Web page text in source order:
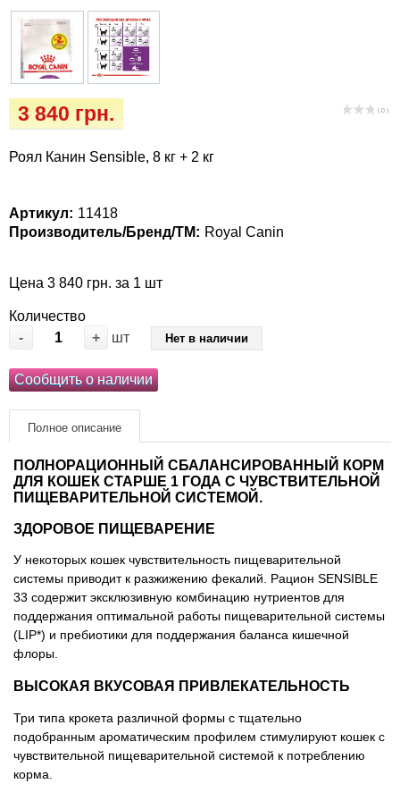
( 0 )
3 840 грн.
Роял Канин Sensible, 8 кг + 2 кг
Артикул: 11418
Производитель/Бренд/ТМ: Royal Canin
Цена 3 840 грн. за 1 шт
Количество
-
+ шт Нет в наличии
Сообщить о наличии
Полное описание
ПОЛНОРАЦИОННЫЙ СБАЛАНСИРОВАННЫЙ КОРМ
ДЛЯ КОШЕК СТАРШЕ 1 ГОДА С ЧУВСТВИТЕЛЬНОЙ
ПИЩЕВАРИТЕЛЬНОЙ СИСТЕМОЙ.
ЗДОРОВОЕ ПИЩЕВАРЕНИЕ
У некоторых кошек чувствительность пищеварительной
системы приводит к разжижению фекалий. Рацион SENSIBLE
33 содержит эксклюзивную комбинацию нутриентов для
поддержания оптимальной работы пищеварительной системы
(LIP*) и пребиотики для поддержания баланса кишечной
флоры.
ВЫСОКАЯ ВКУСОВАЯ ПРИВЛЕКАТЕЛЬНОСТЬ
Три типа крокета различной формы с тщательно
подобранным ароматическим профилем стимулируют кошек с
чувствительной пищеварительной системой к потреблению
корма.
Лакомство и корма
Vet Diet Canine Wet – ветеринарные диеты
для собак
Переноски, сумки, клетки
Послеоперационные средства и
расходные материалы
Подарочные сертификаты
Товары для голубей
Товары для грызунов
Товары для лошадей
Товары для людей
Хозряд - хозтовары оптом
Популярные зоотовары
Архив / Снято с производства